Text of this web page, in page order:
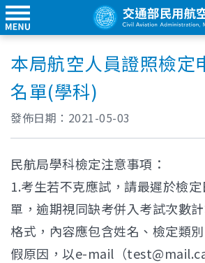
本局航空人員證照檢定
名單(學科)
發佈日期： 2021-05-03
民航局學科檢定注意事項：
1.考生若不克應試，請最遲於檢
單，逾期視同缺考併入考試次數
格式，內容應包含姓名、檢定類
假原因，以e-mail（